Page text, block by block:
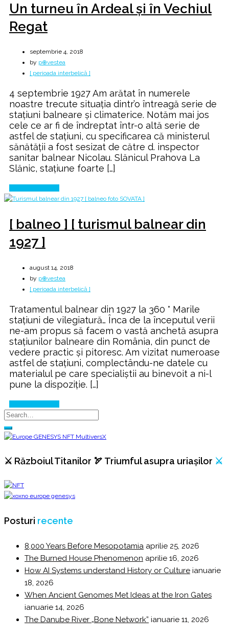
Un turneu în Ardeal și în Vechiul
Regat
septembrie 4, 2018
by p⊕vestea
[ perioada interbelică ]
4 septembrie 1927 Am arătat în numerele
noastre trecute situația dintr’o întreagă serie de
stațiuni balneare și climaterice. Notăm mai jos
cele ce ar fi de îndreptat într-o altă serie de
astfel de stațiuni, cu specificarea că ministerul
sănătății a fost sesizat de către d. inspector
sanitar balnear Nicolau. Slănicul Prahova La
Slănic, stațiune foarte […]
[ balneo ] [ turismul balnear din
1927 ]
august 14, 2018
by p⊕vestea
[ perioada interbelică ]
Tratamentul balnear din 1927 la 360 ° Marile
stațiuni de vilegiatură… Înca de la începutul verii
ne-am propus să facem o vastă anchetă asupra
stațiunilor balneare din România, din punct de
vedere practic și pitoresc. Am vizitat numeroase
astfel de stațiuni, complectându-ne datele cu
materialul pe care specialiștii au binevoit a ni-l
pune la dispoziție. […]
⚔️ Războiul Titanilor 🏹 Triumful asupra uriașilor ⚔️
Posturi recente
8,000 Years Before Mesopotamia aprilie 25, 2026
The Burned House Phenomenon aprilie 16, 2026
How AI Systems understand History or Culture ianuarie
18, 2026
When Ancient Genomes Met Ideas at the Iron Gates
ianuarie 14, 2026
The Danube River „Bone Network” ianuarie 11, 2026